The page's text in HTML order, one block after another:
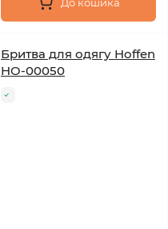
Бритва для одягу Hoffen
HO-00050